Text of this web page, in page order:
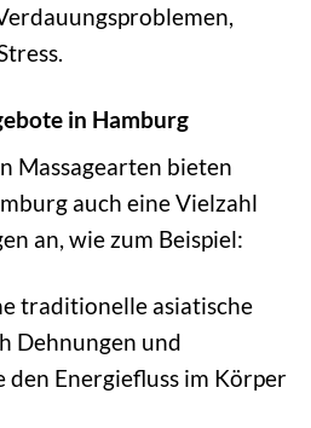
in Hamburg
Massagearten bieten
auch eine Vielzahl
an, wie zum Beispiel:
traditionelle asiatische
Dehnungen und
den Energiefluss im Körper